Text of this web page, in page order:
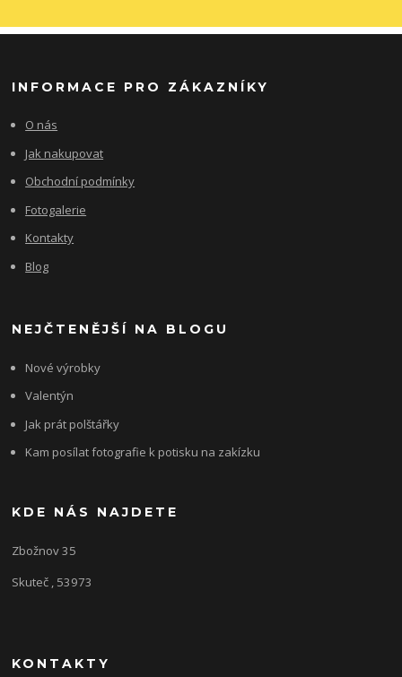
INFORMACE PRO ZÁKAZNÍKY
O nás
Jak nakupovat
Obchodní podmínky
Fotogalerie
Kontakty
Blog
NEJČTENĚJŠÍ NA BLOGU
Nové výrobky
Valentýn
Jak prát polštářky
Kam posílat fotografie k potisku na zakízku
KDE NÁS NAJDETE
Zbožnov 35
Skuteč , 53973
KONTAKTY